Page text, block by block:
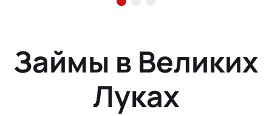
Займы в Великих
Луках